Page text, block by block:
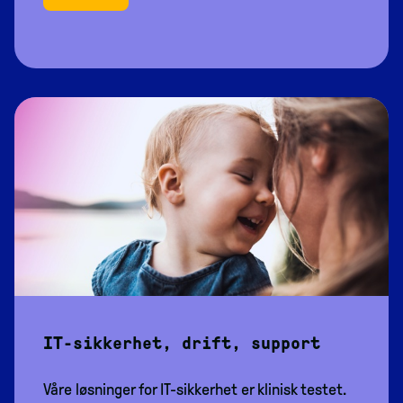
IT-sikkerhet, drift, support
Våre løsninger for IT-sikkerhet er klinisk testet.